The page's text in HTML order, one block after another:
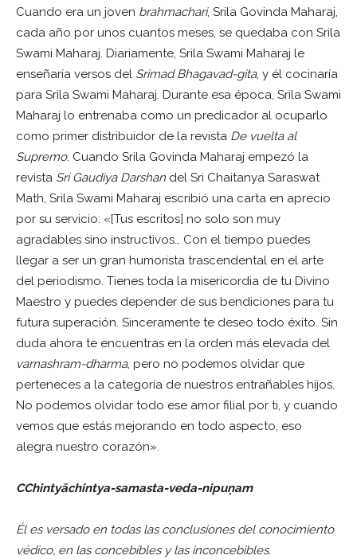
Cuando era un joven brahmachari, Srila Govinda Maharaj,
cada año por unos cuantos meses, se quedaba con Srila
Swami Maharaj. Diariamente, Srila Swami Maharaj le
enseñaría versos del Srimad Bhagavad-gita, y él cocinaría
para Srila Swami Maharaj. Durante esa época, Srila Swami
Maharaj lo entrenaba como un predicador al ocuparlo
como primer distribuidor de la revista De vuelta al
Supremo. Cuando Srila Govinda Maharaj empezó la
revista Sri Gaudiya Darshan del Sri Chaitanya Saraswat
Math, Srila Swami Maharaj escribió una carta en aprecio
por su servicio: «[Tus escritos] no solo son muy
agradables sino instructivos… Con el tiempo puedes
llegar a ser un gran humorista trascendental en el arte
del periodismo. Tienes toda la misericordia de tu Divino
Maestro y puedes depender de sus bendiciones para tu
futura superación. Sinceramente te deseo todo éxito. Sin
duda ahora te encuentras en la orden más elevada del
varnashram-dharma, pero no podemos olvidar que
perteneces a la categoría de nuestros entrañables hijos.
No podemos olvidar todo ese amor filial por ti, y cuando
vemos que estás mejorando en todo aspecto, eso
alegra nuestro corazón».
CChintyāchintya-samasta-veda-nipuṇam
Él es versado en todas las conclusiones del conocimiento
védico, en las concebibles y las inconcebibles.